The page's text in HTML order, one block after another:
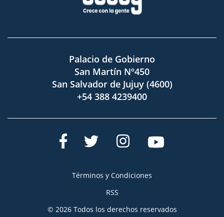
Palacio de Gobierno
San Martín Nº450
San Salvador de Jujuy (4600)
+54 388 4239400
Términos y Condiciones
RSS
© 2026 Todos los derechos reservados